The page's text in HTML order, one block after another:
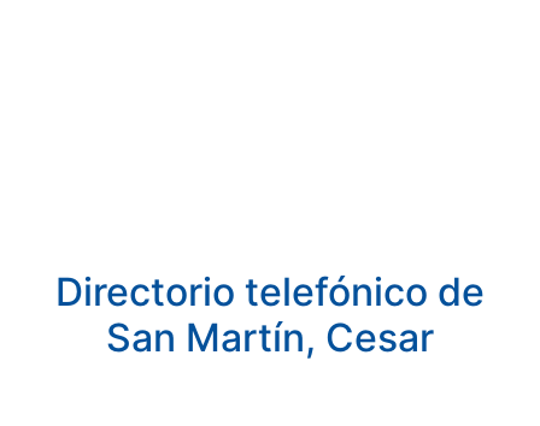
Directorio telefónico de
San Martín, Cesar